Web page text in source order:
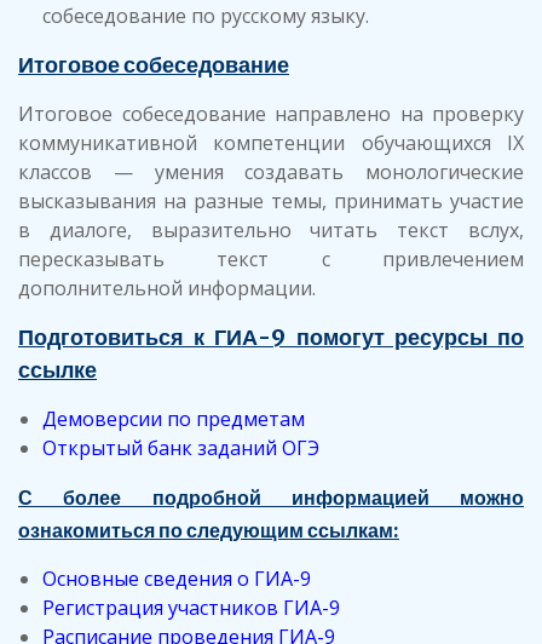
собеседование по русскому языку.
Итоговое собеседование
Итоговое собеседование направлено на проверку
коммуникативной компетенции обучающихся IX
классов — умения создавать монологические
высказывания на разные темы, принимать участие
в диалоге, выразительно читать текст вслух,
пересказывать текст с привлечением
дополнительной информации.
Подготовиться к ГИА-9 помогут ресурсы по
ссылке
Демоверсии по предметам
Открытый банк заданий ОГЭ
С более подробной информацией можно
ознакомиться по следующим ссылкам:
Основные сведения о ГИА-9
Регистрация участников ГИА-9
Расписание проведения ГИА-9